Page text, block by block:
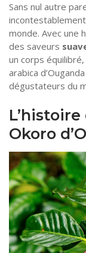
Tourisme
Santé-Beauté
Droit
Coronavirus
Sans nul autre
monde. Avec une
des saveurs
un corps
arabica
dégustateurs du
Okoro